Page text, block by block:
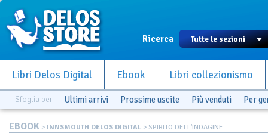
Ricerca
Libri Delos Digital Ebook Libri collezionismo
Sfoglia per Ultimi arrivi Prossime uscite Più venduti Per
EBOOK > INNSMOUTH DELOS DIGITAL > SPIRITO DELL'INDAGINE